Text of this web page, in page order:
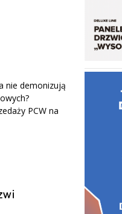
nie demonizują
PCW na